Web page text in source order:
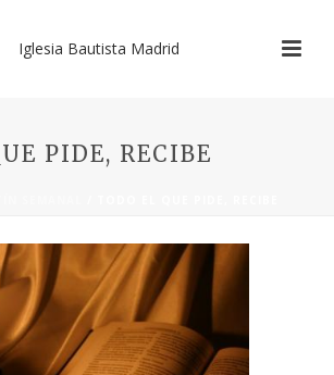
PIDE, RECIBE